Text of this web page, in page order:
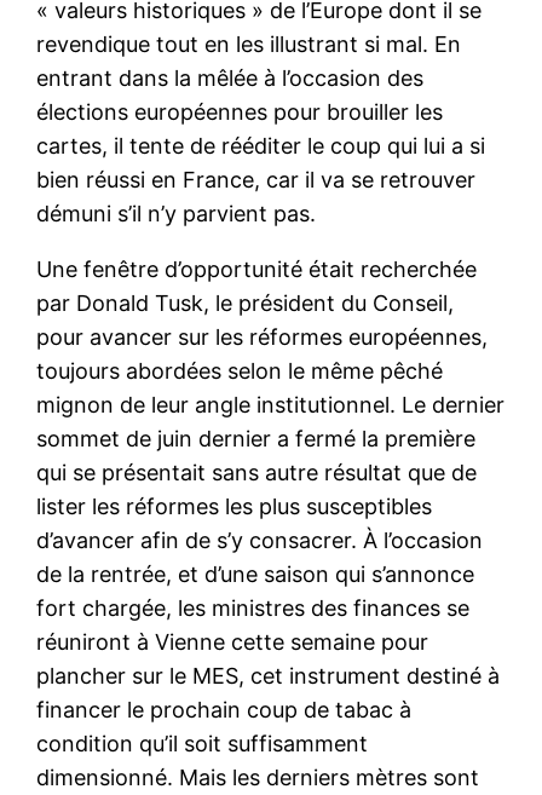
« valeurs historiques » de l’Europe dont il se
revendique tout en les illustrant si mal. En
entrant dans la mêlée à l’occasion des
élections européennes pour brouiller les
cartes, il tente de rééditer le coup qui lui a si
bien réussi en France, car il va se retrouver
démuni s’il n’y parvient pas.
Une fenêtre d’opportunité était recherchée
par Donald Tusk, le président du Conseil,
pour avancer sur les réformes européennes,
toujours abordées selon le même pêché
mignon de leur angle institutionnel. Le dernier
sommet de juin dernier a fermé la première
qui se présentait sans autre résultat que de
lister les réformes les plus susceptibles
d’avancer afin de s’y consacrer. À l’occasion
de la rentrée, et d’une saison qui s’annonce
fort chargée, les ministres des finances se
réuniront à Vienne cette semaine pour
plancher sur le MES, cet instrument destiné à
financer le prochain coup de tabac à
condition qu’il soit suffisamment
dimensionné. Mais les derniers mètres sont